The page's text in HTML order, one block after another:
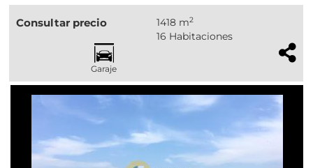
Consultar precio 1418 m2
16 Habitaciones
Garaje